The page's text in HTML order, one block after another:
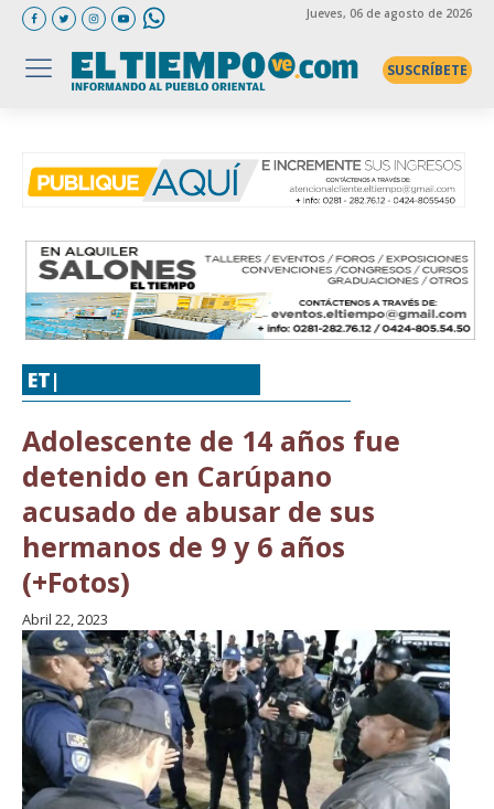
Jueves, 06 de agosto de 2026
SUSCRÍBETE
ET|
Adolescente de 14 años fue
detenido en Carúpano
acusado de abusar de sus
hermanos de 9 y 6 años
(+Fotos)
Abril 22, 2023